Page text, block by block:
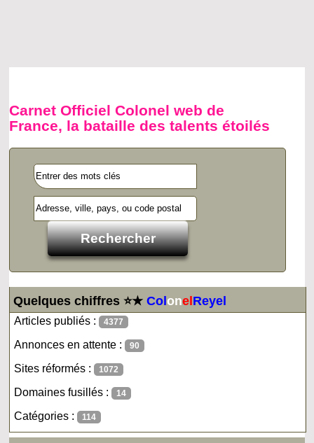
Carnet Officiel Colonel web de
France, la bataille des talents étoilés
Quelques chiffres ⭐★ColonelReyel
Articles publiés : 4377
Annonces en attente : 90
Sites réformés : 1072
Domaines fusillés : 14
Catégories : 114